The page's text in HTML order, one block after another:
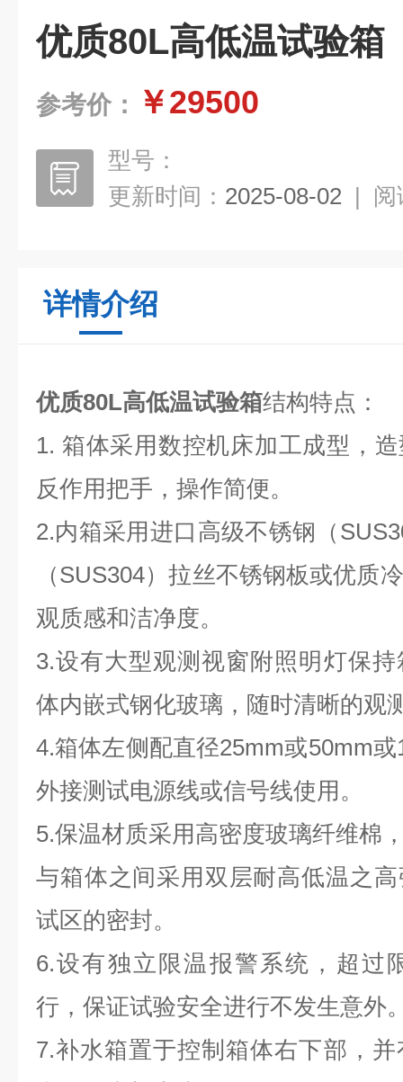
优质80L高低温试验箱
参考价： ￥29500
型号：
更新时间： 2025-08-02 | 阅
详情介绍
优质80L高低温试验箱结构特点：
1. 箱体采用数控机床加工成型，
反作用把手，操作简便。
2.内箱采用进口高级不锈钢（
（SUS304）拉丝不锈钢板或优质
观质感和洁净度。
3.设有大型观测视窗附照明灯保
体内嵌式钢化玻璃，随时清晰的观
4.箱体左侧配直径25mm或50mm
外接测试电源线或信号线使用。
5.保温材质采用高密度玻璃纤维棉
与箱体之间采用双层耐高低温之
试区的密封。
6.设有独立限温报警系统，超过
行，保证试验安全进行不发生意外
7.补水箱置于控制箱体右下部，